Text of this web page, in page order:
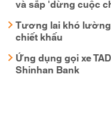
và sắp 'dừng cuộc
Tương lai khó
chiết khấu
Ứng dụng gọi xe
Shinhan Bank